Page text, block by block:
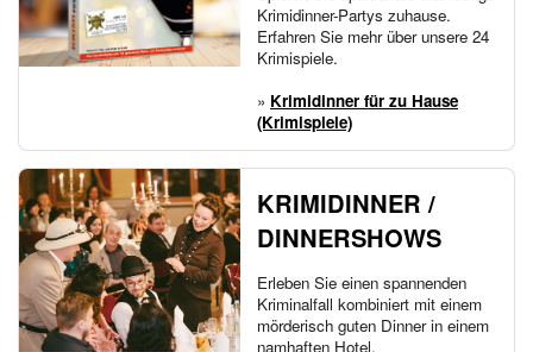
Im Schatten der Premiere
Die zweifelhafte Welt der Märchen
Jenseits der Schönheit
Die Legende der Sturmklinge
Drei Rosen für Charlie
Das Geheimnis der Burg Wolfsklamm
Die Pracht der Vampire
Der Hanf des Verderbens
Zum Geier mit dem Mord
Die Yacht der Macht
Nachts im Salon Rouge
Das Feuer der Diamanten
Krimidinner-Partys zuhause.
Erfahren Sie mehr über unsere 24
Krimispiele.
» Krimidinner für zu Hause
(Krimispiele)
KRIMIDINNER /
DINNERSHOWS
Erleben Sie einen spannenden
Kriminalfall kombiniert mit einem
mörderisch guten Dinner in einem
namhaften Hotel.